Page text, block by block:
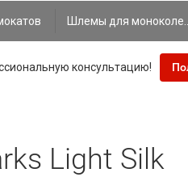
консультацию!
Light Silk